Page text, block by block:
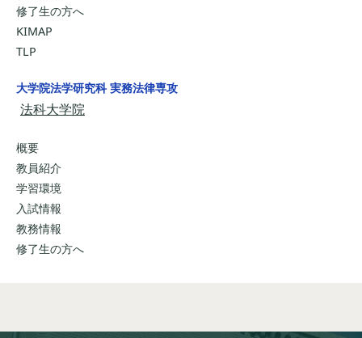
修了生の方へ
KIMAP
TLP
大学院法学研究科 実務法律専攻
法科大学院
概要
教員紹介
学習環境
入試情報
教務情報
修了生の方へ